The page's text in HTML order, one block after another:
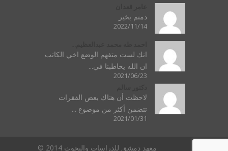
دمتم بخير
2022/11/14
انك لست متفهم الوضع اخي الكاتب
ان الله يخاطبنا في...
2021/06/23
لاحظت أن هناك بعض الفقرات
تتضمن أكثر من موضوع ...
2021/01/31
معهد دمشق للدراسات والبحوث 2014 ©